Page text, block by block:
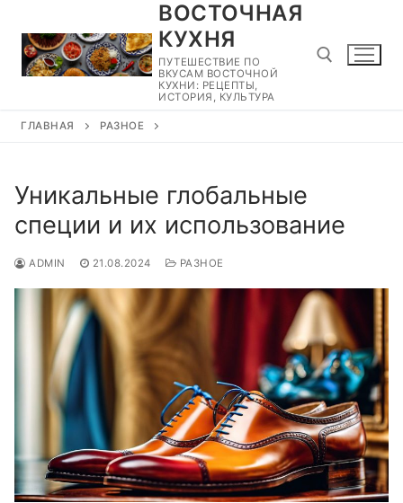
содержимому
ВОСТОЧНАЯ
КУХНЯ
ПУТЕШЕСТВИЕ ПО
ВКУСАМ ВОСТОЧНОЙ
КУХНИ: РЕЦЕПТЫ,
ИСТОРИЯ, КУЛЬТУРА
ГЛАВНАЯ РАЗНОЕ
Уникальные глобальные
специи и их использование
ADMIN 21.08.2024 РАЗНОЕ